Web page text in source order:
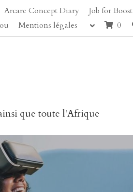
Arcare Concept Diary
Job for Boost
Mentions légales 0
que toute l'Afrique